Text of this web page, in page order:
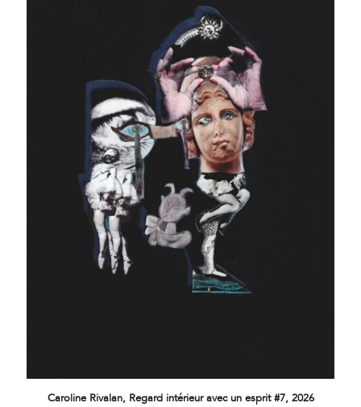
Caroline Rivalan, Regard intérieur avec un esprit #7, 2026